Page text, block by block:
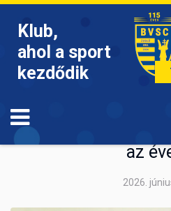
Klub,
ahol a sport
kezdődik
Somogyi Péter: "Jó
az
2026.